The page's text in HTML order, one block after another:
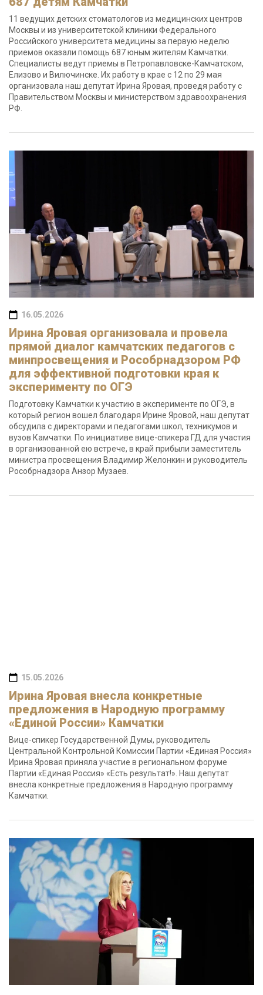
11 ведущих детских стоматологов из медицинских центров
Москвы и из университетской клиники Федерального
Российского университета медицины за первую неделю
приемов оказали помощь 687 юным жителям Камчатки.
Специалисты ведут приемы в Петропавловске-Камчатском,
Елизово и Вилючинске. Их работу в крае с 12 по 29 мая
организовала наш депутат Ирина Яровая, проведя работу с
Правительством Москвы и министерством здравоохранения
РФ.
16.05.2026
Ирина Яровая организовала и провела
прямой диалог камчатских педагогов с
минпросвещения и Рособрнадзором РФ
для эффективной подготовки края к
эксперименту по ОГЭ
Подготовку Камчатки к участию в эксперименте по ОГЭ, в
который регион вошел благодаря Ирине Яровой, наш депутат
обсудила с директорами и педагогами школ, техникумов и
вузов Камчатки. По инициативе вице-спикера ГД для участия
в организованной ею встрече, в край прибыли заместитель
министра просвещения Владимир Желонкин и руководитель
Рособрнадзора Анзор Музаев.
15.05.2026
Ирина Яровая внесла конкретные
предложения в Народную программу
«Единой России» Камчатки
Вице-спикер Государственной Думы, руководитель
Центральной Контрольной Комиссии Партии «Единая Россия»
Ирина Яровая приняла участие в региональном форуме
Партии «Единая Россия» «Есть результат!». Наш депутат
внесла конкретные предложения в Народную программу
Камчатки.